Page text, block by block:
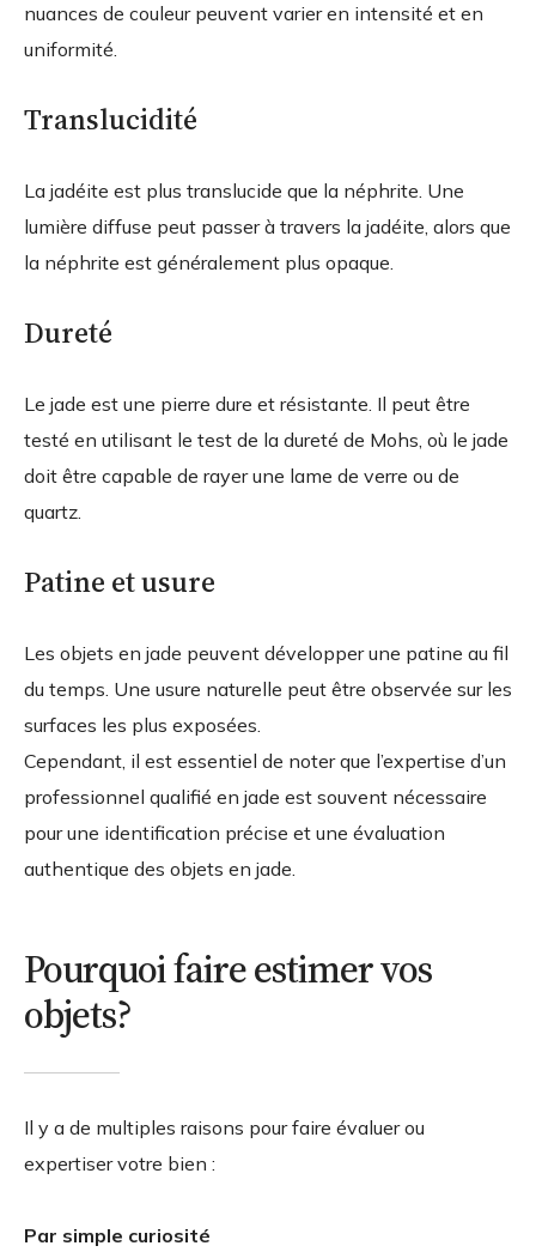
nuances de couleur peuvent varier en intensité et en
uniformité.
Translucidité
La jadéite est plus translucide que la néphrite. Une
lumière diffuse peut passer à travers la jadéite, alors que
la néphrite est généralement plus opaque.
Dureté
Le jade est une pierre dure et résistante. Il peut être
testé en utilisant le test de la dureté de Mohs, où le jade
doit être capable de rayer une lame de verre ou de
quartz.
Patine et usure
Les objets en jade peuvent développer une patine au fil
du temps. Une usure naturelle peut être observée sur les
surfaces les plus exposées.
Cependant, il est essentiel de noter que l’expertise d’un
professionnel qualifié en jade est souvent nécessaire
pour une identification précise et une évaluation
authentique des objets en jade.
Pourquoi faire estimer vos
objets?
Il y a de multiples raisons pour faire évaluer ou
expertiser votre bien :
Par simple curiosité